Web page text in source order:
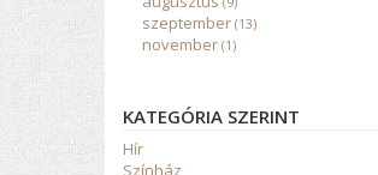
szeptember (13)
november (1)
KATEGÓRIA SZERINT
Hír
Színház